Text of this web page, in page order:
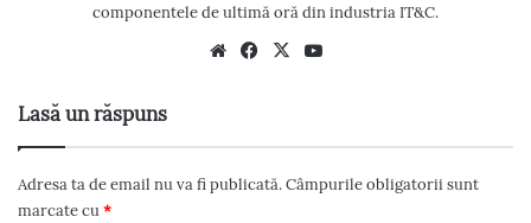
componentele de ultimă oră din industria IT&C.
We
Fac
X
Lasă un răspuns
Adresa ta de email nu va fi publicată.Câmpurile obligatorii sunt
marcate cu*